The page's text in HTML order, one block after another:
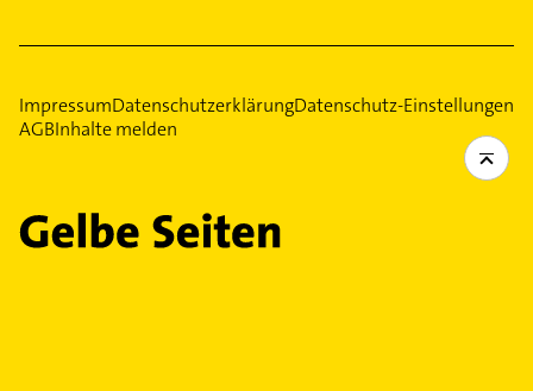
ImpressumDatenschutzerklärungDatenschutz-Einstellungen
AGBInhalte melden